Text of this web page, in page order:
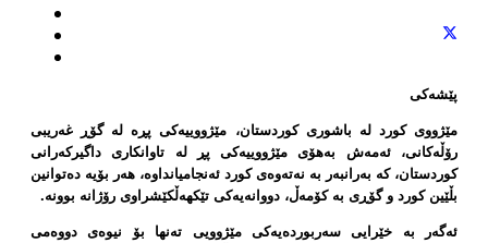
پێشەكی
مێژووی كورد لە باشوری كوردستان، مێژووییەكی پڕە لە گۆڕ غەریبی
رۆڵەكانی، ئەمەش بەهۆی مێژووییەكی پڕ لە تاوانكاری داگیركەرانی
كوردستان، كە بەرانبەر بە نەتەوەی كورد ئەنجامیانداوە، هەر بۆیە دەتوانین
بڵێین كورد و گۆڕی بە كۆمەڵ، دووانەیەكی تێكهەڵكێشراوی رۆژانە بوونە.
ئەگەر بە خێرایی سەربوردەیەكی مێژوویی تەنها بۆ نیوەی دووەمی